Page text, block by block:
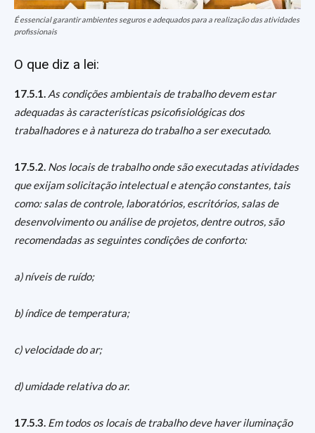
É essencial garantir ambientes seguros e adequados para a realização das atividades
profissionais
O que diz a lei:
17.5.1. As condições ambientais de trabalho devem estar
adequadas às características psicofisiológicas dos
trabalhadores e à natureza do trabalho a ser executado.
17.5.2. Nos locais de trabalho onde são executadas atividades
que exijam solicitação intelectual e atenção constantes, tais
como: salas de controle, laboratórios, escritórios, salas de
desenvolvimento ou análise de projetos, dentre outros, são
recomendadas as seguintes condiçôes de conforto:
a) níveis de ruído;
b) índice de temperatura;
c) velocidade do ar;
d) umidade relativa do ar.
17.5.3. Em todos os locais de trabalho deve haver iluminação